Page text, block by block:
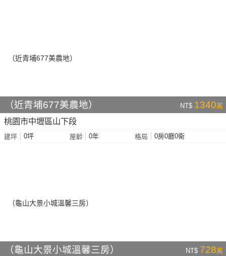
（近青埔677美農地） NT$ 1340萬
桃園市中壢區山下段
建坪 0坪 屋齡 0年 格局 0房0廳0衛
（龜山大景小城溫馨三房） NT$ 728萬